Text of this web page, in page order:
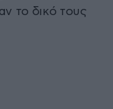
το δικό τους